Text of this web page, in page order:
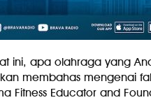
ini, apa olahraga yang
membahas mengenai
Fitness Educator and